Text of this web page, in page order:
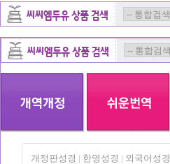
개정판성경 한영성경 외국어성경